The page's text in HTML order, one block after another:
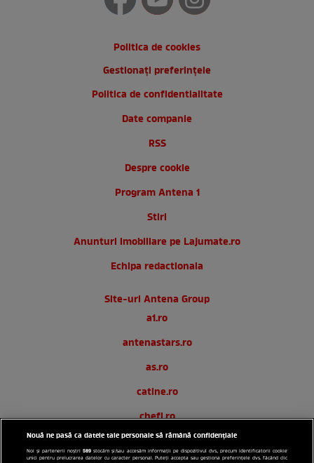
Politica de cookies
Gestionați preferințele
Politica de confidentialitate
Date companie
RSS
Despre cookie
Program Antena 1
Stiri
Anunturi imobiliare pe Lajumate.ro
Echipa redactionala
Site-uri Antena Group
a1.ro
antenastars.ro
as.ro
catine.ro
chefi.ro
deparinti.ro
Nouă ne pasă ca datele tale personale să rămână confidențiale
Noi și partenerii noștri589 stocăm și/sau accesăm informații pe dispozitivul dvs., precum identificatorii cookie
unici pentru prelucrarea datelor cu caracter personal. Puteți accepta sau gestiona preferințele dvs. făcând clic